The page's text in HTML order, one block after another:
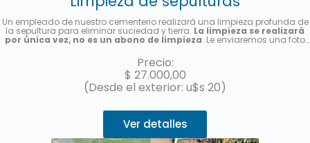
Un empleado de nuestro cementerio realizará una limpieza profunda de
la sepultura para eliminar suciedad y tierra. La limpieza se realizará
por única vez, no es un abono de limpieza. Le enviaremos una foto
Precio:
$ 27.000,00
(Desde el exterior: u$s 20)
Ver detalles